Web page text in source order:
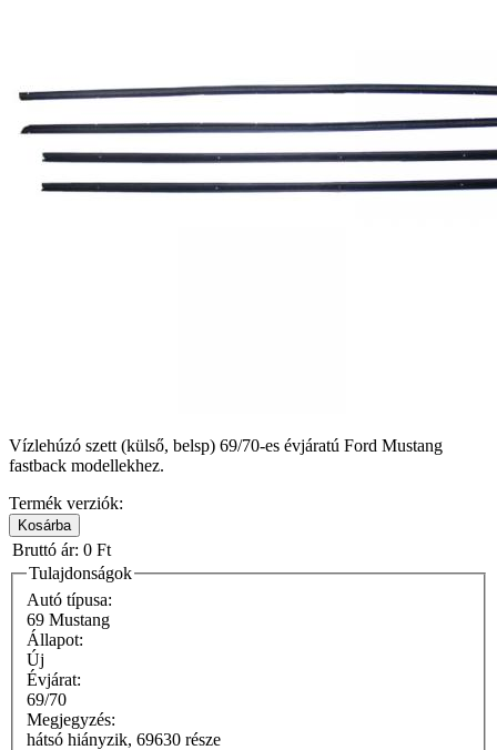
Vízlehúzó szett (külső, belsp) 69/70-es évjáratú Ford Mustang
fastback modellekhez.
Termék verziók:
Bruttó ár: 0 Ft
Tulajdonságok
Autó típusa:
69 Mustang
Állapot:
Új
Évjárat:
69/70
Megjegyzés:
hátsó hiányzik, 69630 része